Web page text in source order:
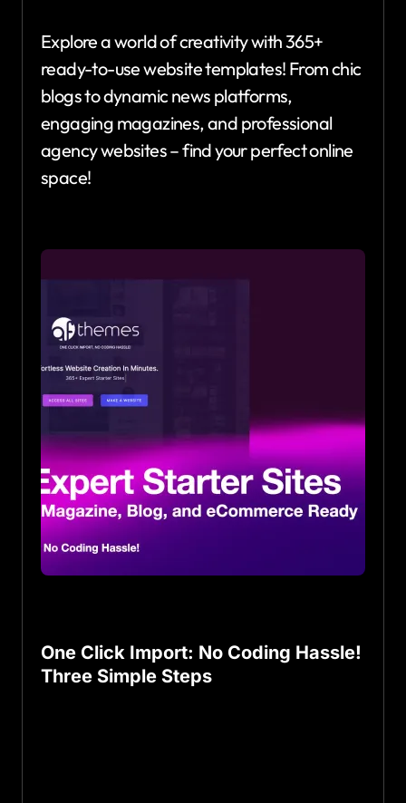
Explore a world of creativity with 365+
ready-to-use website templates! From chic
blogs to dynamic news platforms,
engaging magazines, and professional
agency websites – find your perfect online
space!
One Click Import: No Coding Hassle!
Three Simple Steps